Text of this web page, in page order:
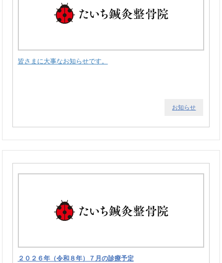
皆さまに大事なお知らせです。
お知らせ
２０２６年（令和８年）７月の診療予定